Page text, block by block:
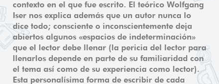
contexto en el que fue escrito. El teórico Wolfgang
Iser nos explica además que un autor nunca lo
dice todo; consciente o inconscientemente deja
abiertos algunos «espacios de indeterminación»
que el lector debe llenar (la pericia del lector para
llenarlos depende en parte de su familiaridad con
el tema así como de su experiencia como lector).
Esta personalísima forma de escribir de cada